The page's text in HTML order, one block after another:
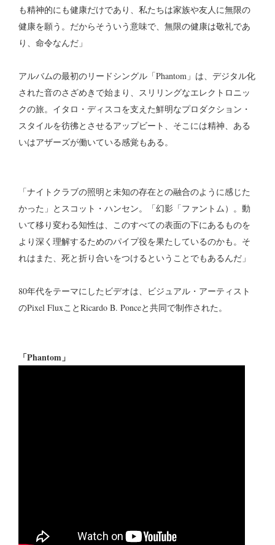
も精神的にも健康だけであり、私たちは家族や友人に無限の
健康を願う。だからそういう意味で、無限の健康は敬礼であ
り、命令なんだ」
アルバムの最初のリードシングル「Phantom」は、デジタル化
された音のさざめきで始まり、スリリングなエレクトロニッ
クの旅。イタロ・ディスコを支えた鮮明なプロダクション・
スタイルを彷彿とさせるアップビート、そこには精神、ある
いはアザーズが働いている感覚もある。
「ナイトクラブの照明と未知の存在との融合のように感じた
かった」とスコット・ハンセン。「幻影「ファントム）。動
いて移り変わる知性は、このすべての表面の下にあるものを
より深く理解するためのパイプ役を果たしているのかも。そ
れはまた、死と折り合いをつけるということでもあるんだ」
80年代をテーマにしたビデオは、ビジュアル・アーティスト
のPixel FluxことRicardo B. Ponceと共同で制作された。
「Phantom」